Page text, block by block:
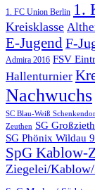
1. FC Union Berlin 1.
Kreisklasse
E-JugendF-
Admira 2016 FSV
Hallenturnier
Nachwuchs
SC Blau-Weiß
Zeuthen SG
SG Phönix Wildau
SpG Kablow-
Ziegelei/